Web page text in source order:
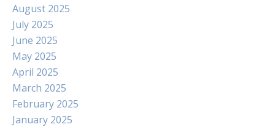
August 2025
July 2025
June 2025
May 2025
April 2025
March 2025
February 2025
January 2025